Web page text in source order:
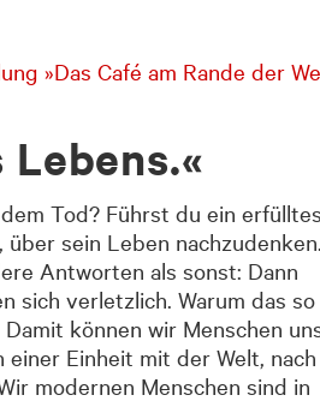
»Das Café am Rande der
Tod? Führst du ein erfülltes
sein Leben nachzudenken.
Antworten als sonst: Dann
sich verletzlich. Warum das so
können wir Menschen
Einheit mit der Welt, nach
modernen Menschen sind in